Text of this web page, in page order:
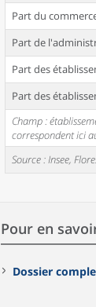
Part du
Part de
Part des
Part des
Champ :
correspondent ici
Source : Insee,
Pour en
Dossier